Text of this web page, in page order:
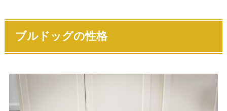
ブルドッグの性格